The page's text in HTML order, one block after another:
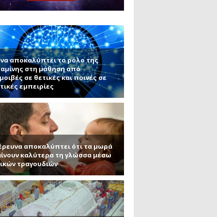
εφαρμογές τους (Μέρος 2)
και πυριτένιο (Μέρος
ΜΙΤ)
ΑΠΘ)
αποκαλύπτει το ρόλο της
στη μάθηση από
σε θετικές και ποινές σε
εμπειρίες
αποκαλύπτει ότι τα μωρά
καλύτερα τη γλώσσα μέσω
τραγουδιών